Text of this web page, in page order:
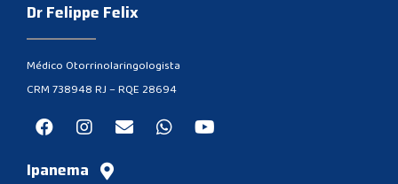
Dr Felippe Felix
Médico Otorrinolaringologista
CRM 738948 RJ – RQE 28694
Ipanema